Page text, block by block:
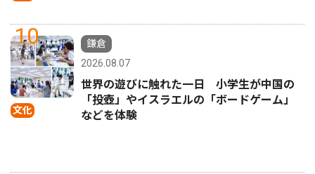
10
文化
鎌倉
2026.08.07
世界の遊びに触れた一日 小学生が中国の
「投壺」やイスラエルの「ボードゲーム」
などを体験